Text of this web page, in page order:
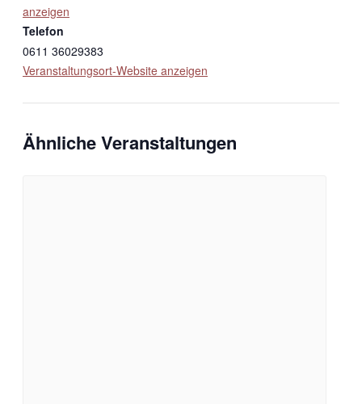
anzeigen
Telefon
0611 36029383
Veranstaltungsort-Website anzeigen
Ähnliche Veranstaltungen